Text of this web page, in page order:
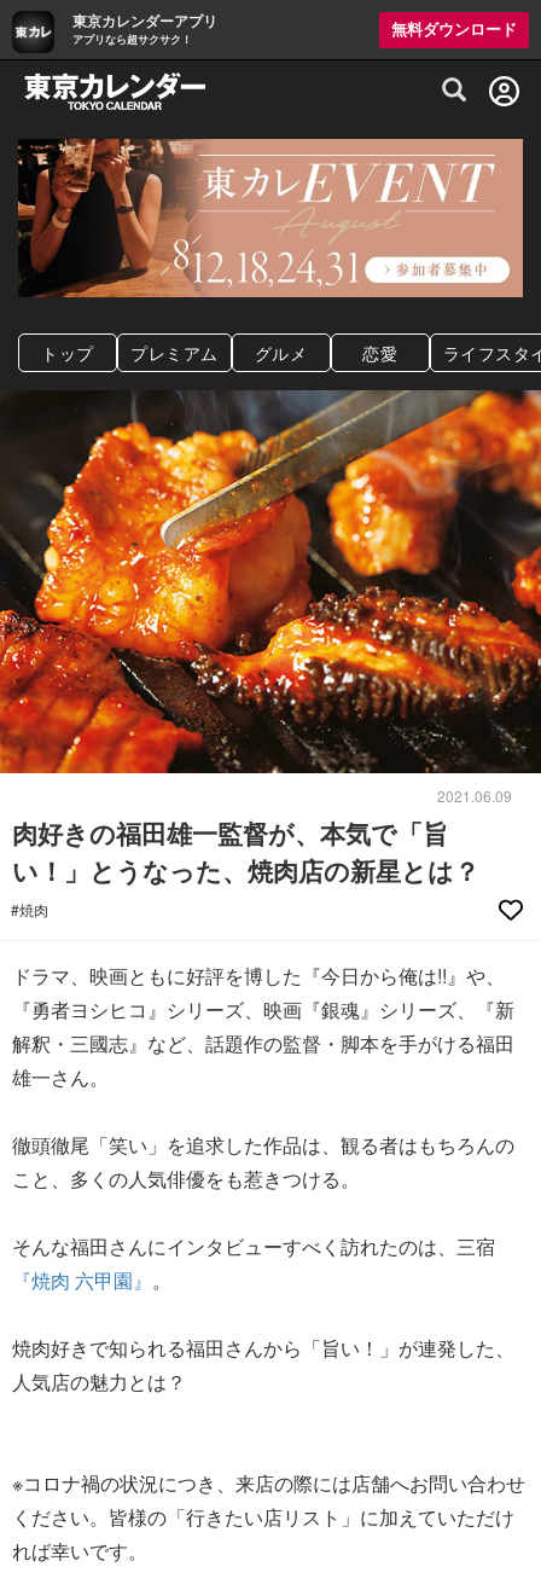
東京カレンダーアプリ
アプリなら超サクサク！
無料ダウンロード
グルメ情報・プレミアムレストラン予約
トップ プレミアム グルメ 恋愛 ライフスタ
2021.06.09
肉好きの福田雄一監督が、本気で「旨
い！」とうなった、焼肉店の新星とは？
#焼肉
ドラマ、映画ともに好評を博した『今日から俺は!!』や、
『勇者ヨシヒコ』シリーズ、映画『銀魂』シリーズ、『新
解釈・三國志』など、話題作の監督・脚本を手がける福田
雄一さん。
徹頭徹尾「笑い」を追求した作品は、観る者はもちろんの
こと、多くの人気俳優をも惹きつける。
そんな福田さんにインタビューすべく訪れたのは、三宿
『焼肉 六甲園』 。
焼肉好きで知られる福田さんから「旨い！」が連発した、
人気店の魅力とは？
※コロナ禍の状況につき、来店の際には店舗へお問い合わせ
ください。皆様の「行きたい店リスト」に加えていただけ
れば幸いです。